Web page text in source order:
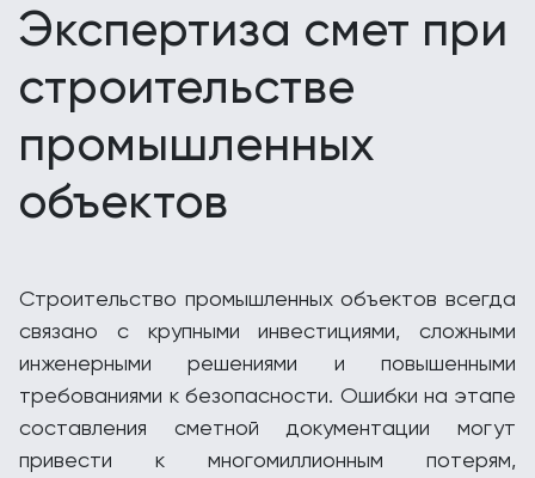
Экспертиза смет при
строительстве
промышленных
объектов
Строительство промышленных объектов всегда
связано с крупными инвестициями, сложными
инженерными решениями и повышенными
требованиями к безопасности. Ошибки на этапе
составления сметной документации могут
привести к многомиллионным потерям,